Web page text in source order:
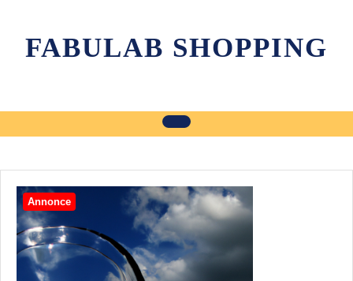
contentFABULAB SHOPPING
Annonce